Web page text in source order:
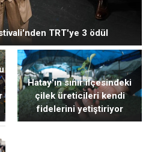
TRT'ye 3 ödül
Hatay'ın sınır ilçesindeki
çilek üreticileri kendi
fidelerini yetiştiriyor